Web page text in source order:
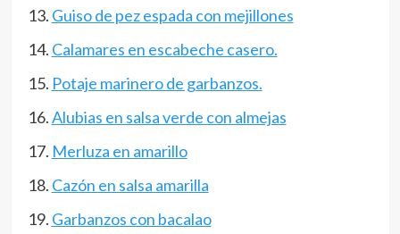
Guiso de pez espada con mejillones
Calamares en escabeche casero.
Potaje marinero de garbanzos.
Alubias en salsa verde con almejas
Merluza en amarillo
Cazón en salsa amarilla
Garbanzos con bacalao